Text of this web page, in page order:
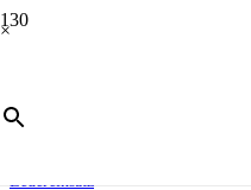
×
/